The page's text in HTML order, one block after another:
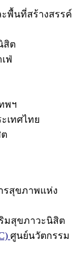
พื้นที่สร้างสรรค์
สิต
ฟ่
พฯ
เทศไทย
รสุขภาพแห่ง
มสุขภาวะนิสิต
ศูนย์นวัตกรรม